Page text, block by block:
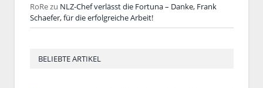
RoRezu NLZ-Chef verlässt die Fortuna – Danke, Frank
Schaefer, für die erfolgreiche Arbeit!
BELIEBTE ARTIKEL